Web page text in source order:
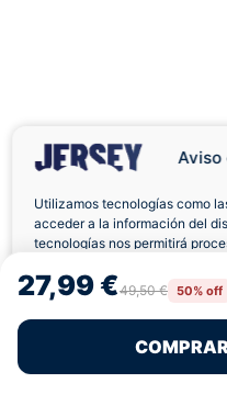
Aviso
Utilizamos tecnologías como
acceder a la información del
tecnologías nos permitirá
retirar el consentimiento,
características y funciones.
Rechazar
Política de Cookies
27,99 €49,50 € 50% off
Envíos a Domicilio